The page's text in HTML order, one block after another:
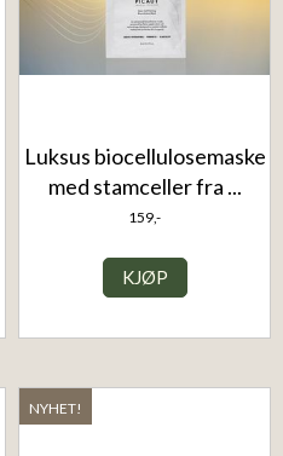
Luksus biocellulosemaske
med stamceller fra ...
159,-
KJØP
NYHET!